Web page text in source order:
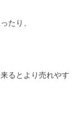
たり、
るとより売れやす